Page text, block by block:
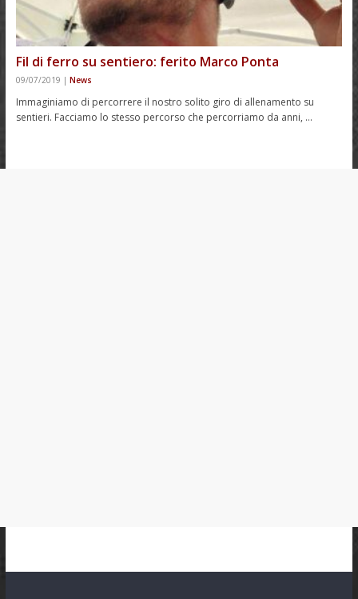
Fil di ferro su sentiero: ferito Marco Ponta
09/07/2019 | News
Immaginiamo di percorrere il nostro solito giro di allenamento su
sentieri. Facciamo lo stesso percorso che percorriamo da anni, …